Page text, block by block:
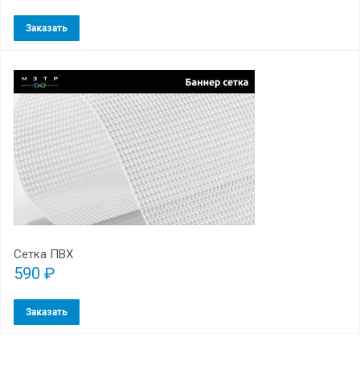
Заказать
Сетка ПВХ
590 ₽
Заказать